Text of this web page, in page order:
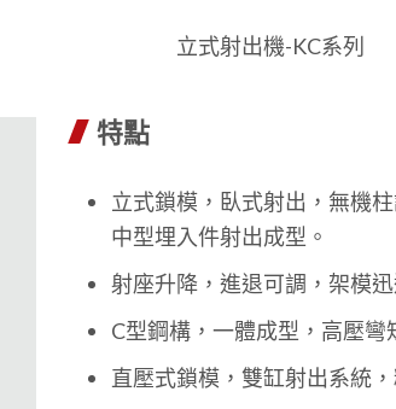
立式射出機-KC系列
特點
立式鎖模，臥式射出，無機
中型埋入件射出成型。
射座升降，進退可調，架模迅
C型鋼構，一體成型，高壓彎
直壓式鎖模，雙缸射出系統